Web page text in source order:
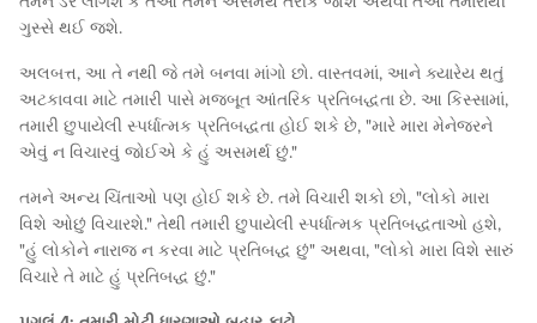
ગુસ્સે થઈ જશે.
અલબત્ત, આ તે નથી જે તમે બનવા માંગો છો. વાસ્તવમાં, આને ક્યારેય થતું
અટકાવવા માટે તમારી પાસે મજબૂત આંતરિક પ્રતિબદ્ધતા છે. આ કિસ્સામાં,
તમારી છુપાયેલી સ્પર્ધાત્મક પ્રતિબદ્ધતા હોઈ શકે છે, "મારે મારા મેનેજરને
એવું ન વિચારવું જોઈએ કે હું અસમર્થ છું."
તમને અન્ય ચિંતાઓ પણ હોઈ શકે છે. તમે વિચારી શકો છો, "લોકો મારા
વિશે ઓછું વિચારશે." તેથી તમારી છુપાયેલી સ્પર્ધાત્મક પ્રતિબદ્ધતાઓ હશે,
"હું લોકોને નારાજ ન કરવા માટે પ્રતિબદ્ધ છું" અથવા, "લોકો મારા વિશે સારું
વિચારે તે માટે હું પ્રતિબદ્ધ છું."